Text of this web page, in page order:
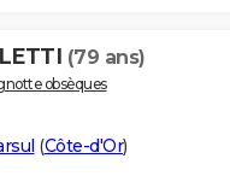
(79 ans)
obsèques
(Côte-d'Or)